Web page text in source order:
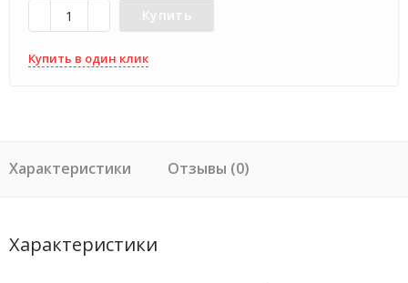
Купить
Купить в один клик
Характеристики Отзывы (0)
Характеристики